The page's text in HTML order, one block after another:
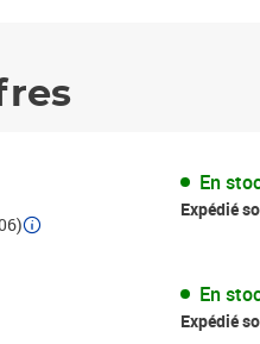
En
Expédié
En
Expédié